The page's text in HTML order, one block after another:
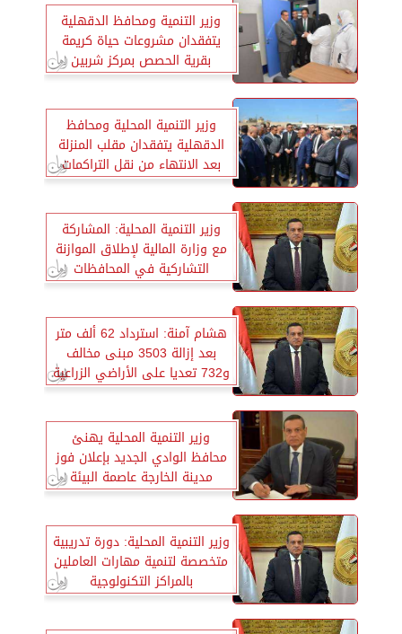
وزير التنمية ومحافظ الدقهلية
يتفقدان مشروعات حياة كريمة
بقرية الحصص بمركز شربين
وزير التنمية المحلية ومحافظ
الدقهلية يتفقدان مقلب المنزلة
بعد الانتهاء من نقل التراكمات
التاريخية للقمامة
وزير التنمية المحلية: المشاركة
مع وزارة المالية لإطلاق الموازنة
التشاركية في المحافظات
هشام آمنة: استرداد 62 ألف متر
بعد إزالة 3503 مبنى مخالف
و732 تعديا على الأراضي الزراعية
وزير التنمية المحلية يهنئ
محافظ الوادي الجديد بإعلان فوز
مدينة الخارجة عاصمة البيئة
العربية في عام 2022
وزير التنمية المحلية: دورة تدريبية
متخصصة لتنمية مهارات العاملين
بالمراكز التكنولوجية